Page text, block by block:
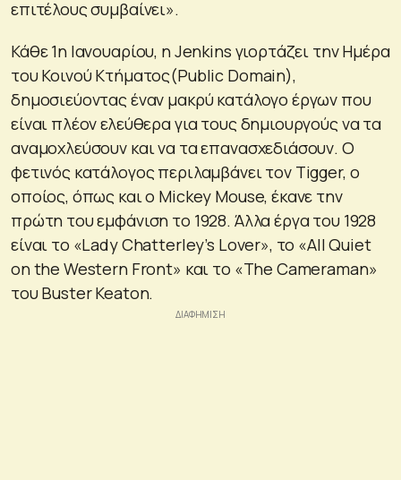
επιτέλους συμβαίνει».
Κάθε 1η Ιανουαρίου, η Jenkins γιορτάζει την Ημέρα
του Κοινού Κτήματος(Public Domain),
δημοσιεύοντας έναν μακρύ κατάλογο έργων που
είναι πλέον ελεύθερα για τους δημιουργούς να τα
αναμοχλεύσουν και να τα επανασχεδιάσουν. Ο
φετινός κατάλογος περιλαμβάνει τον Tigger, ο
οποίος, όπως και ο Mickey Mouse, έκανε την
πρώτη του εμφάνιση το 1928. Άλλα έργα του 1928
είναι το «Lady Chatterley’s Lover», το «All Quiet
on the Western Front» και το «The Cameraman»
του Buster Keaton.